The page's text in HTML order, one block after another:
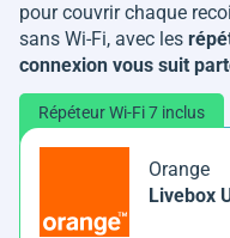
pour couvrir chaque
sans Wi-Fi, avec les
connexion vous suit
Répéteur Wi-Fi 7 inclus
Orange
Livebox